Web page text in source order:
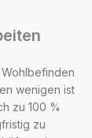
wenigen ist
zu 100 %
zu